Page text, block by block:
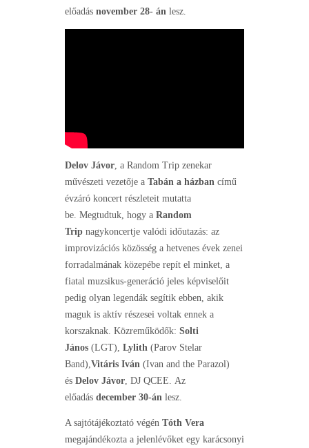
előadás november 28- án lesz.
Delov Jávor, a Random Trip zenekar
művészeti vezetője a Tabán a házban című
évzáró koncert részleteit mutatta
be. Megtudtuk, hogy a Random
Trip nagykoncertje valódi időutazás: az
improvizációs közösség a hetvenes évek zenei
forradalmának közepébe repít el minket, a
fiatal muzsikus-generáció jeles képviselőit
pedig olyan legendák segítik ebben, akik
maguk is aktív részesei voltak ennek a
korszaknak. Közreműködők: Solti
János (LGT), Lylith (Parov Stelar
Band),Vitáris Iván (Ivan and the Parazol)
és Delov Jávor, DJ QCEE. Az
előadás december 30-án lesz.
A sajtótájékoztató végén Tóth Vera
megajándékozta a jelenlévőket egy karácsonyi